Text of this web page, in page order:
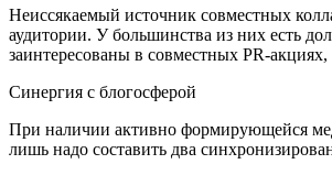
Неиссякаемый источник совместных
аудитории. У большинства из них есть
заинтересованы в совместных PR-
Синергия с блогосферой
При наличии активно формирующейся
лишь надо составить два